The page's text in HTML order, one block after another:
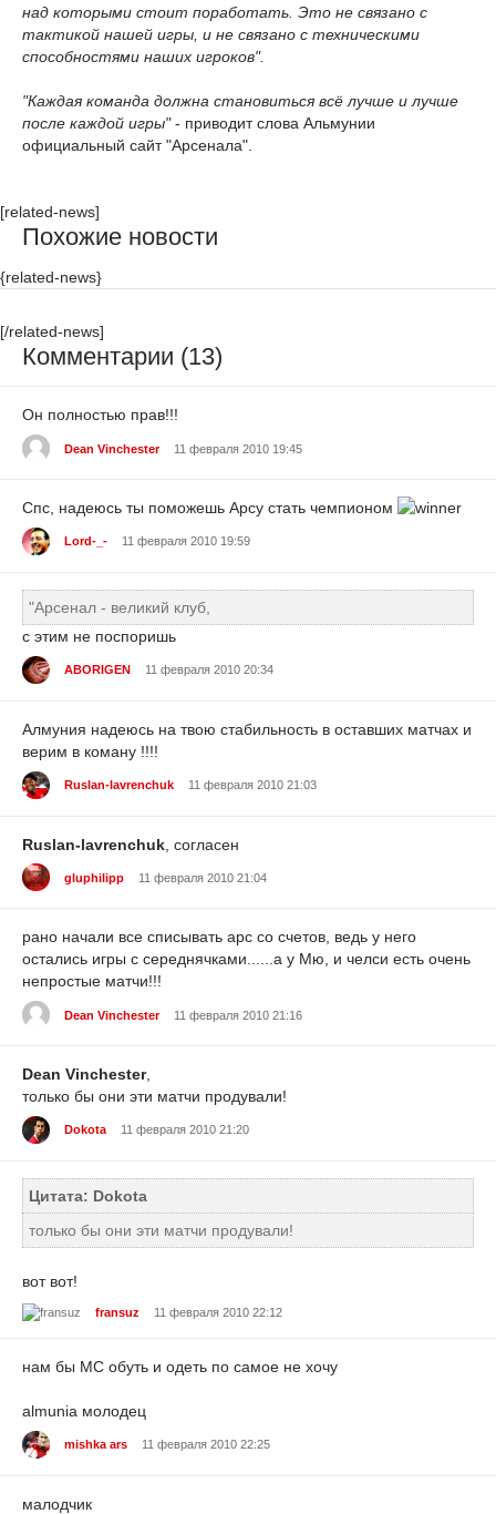
над которыми стоит поработать. Это не связано с
тактикой нашей игры, и не связано с техническими
способностями наших игроков".
"Каждая команда должна становиться всё лучше и лучше
после каждой игры"- приводит слова Альмунии
официальный сайт "Арсенала".
[related-news]
Похожие новости
{related-news}
[/related-news]
Комментарии (13)
Он полностью прав!!!
Dean Vinchester 11 февраля 2010 19:45
Спс, надеюсь ты поможешь Арсу стать чемпионом
Lord-_- 11 февраля 2010 19:59
"Арсенал - великий клуб,
с этим не поспоришь
ABORIGEN 11 февраля 2010 20:34
Алмуния надеюсь на твою стабильность в оставших матчах и
верим в коману !!!!
Ruslan-lavrenchuk 11 февраля 2010 21:03
Ruslan-lavrenchuk , согласен
gluphilipp 11 февраля 2010 21:04
рано начали все списывать арс со счетов, ведь у него
остались игры с середнячками......а у Мю, и челси есть очень
непростые матчи!!!
Dean Vinchester 11 февраля 2010 21:16
Dean Vinchester,
только бы они эти матчи продували!
Dokota 11 февраля 2010 21:20
Цитата: Dokota
только бы они эти матчи продували!
вот вот!
fransuz 11 февраля 2010 22:12
нам бы МС обуть и одеть по самое не хочу
almunia молодец
mishka ars 11 февраля 2010 22:25
малодчик